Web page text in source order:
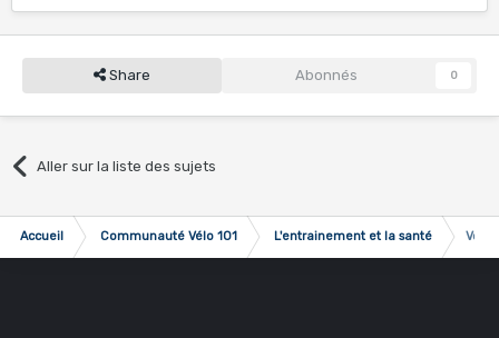
Share Abonnés 0
Aller sur la liste des sujets
Accueil Communauté Vélo 101 L'entrainement et la santé